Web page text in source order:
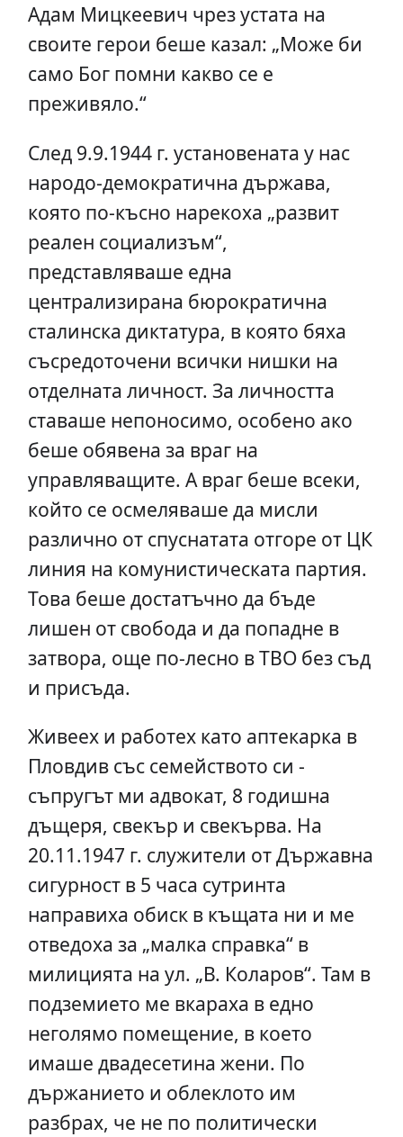
Адам Мицкеевич чрез устата на
своите герои беше казал: „Може би
само Бог помни какво се е
преживяло.“
След 9.9.1944 г. установената у нас
народо-демократична държава,
която по-късно нарекоха „развит
реален социализъм“,
представляваше една
централизирана бюрократична
сталинска диктатура, в която бяха
съсредоточени всички нишки на
отделната личност. За личността
ставаше непоносимо, особено ако
беше обявена за враг на
управляващите. А враг беше всеки,
който се осмеляваше да мисли
различно от спуснатата отгоре от ЦК
линия на комунистическата партия.
Това беше достатъчно да бъде
лишен от свобода и да попадне в
затвора, още по-лесно в ТВО без съд
и присъда.
Живеех и работех като аптекарка в
Пловдив със семейството си -
съпругът ми адвокат, 8 годишна
дъщеря, свекър и свекърва. На
20.11.1947 г. служители от Държавна
сигурност в 5 часа сутринта
направиха обиск в къщата ни и ме
отведоха за „малка справка“ в
милицията на ул. „В. Коларов“. Там в
подземието ме вкараха в едно
неголямо помещение, в което
имаше двадесетина жени. По
държанието и облеклото им
разбрах, че не по политически